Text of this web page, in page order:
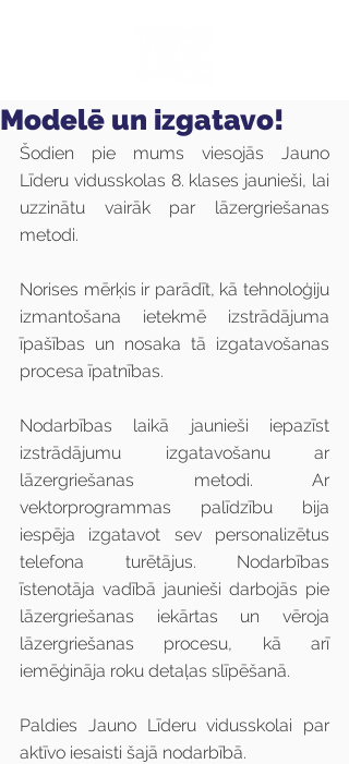
Modelē un izgatavo!
Šodien pie mums viesojās Jauno
Līderu vidusskolas 8. klases jaunieši, lai
uzzinātu vairāk par lāzergriešanas
metodi.
Norises mērķis ir parādīt, kā tehnoloģiju
izmantošana ietekmē izstrādājuma
īpašības un nosaka tā izgatavošanas
procesa īpatnības.
Nodarbības laikā jaunieši iepazīst
izstrādājumu izgatavošanu ar
lāzergriešanas metodi. Ar
vektorprogrammas palīdzību bija
iespēja izgatavot sev personalizētus
telefona turētājus. Nodarbības
īstenotāja vadībā jaunieši darbojās pie
lāzergriešanas iekārtas un vēroja
lāzergriešanas procesu, kā arī
iemēģināja roku detaļas slīpēšanā.
Paldies Jauno Līderu vidusskolai par
aktīvo iesaisti šajā nodarbībā.